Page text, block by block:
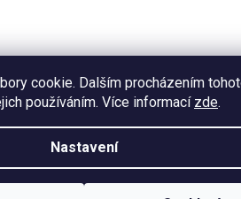
cookie. Dalším procházením
používáním. Více informací zde.
Nastavení